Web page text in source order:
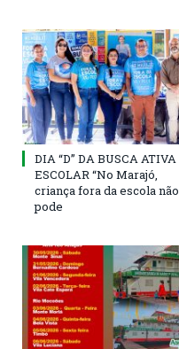
DIA “D” DA BUSCA ATIVA
ESCOLAR “No Marajó,
criança fora da escola não
pode